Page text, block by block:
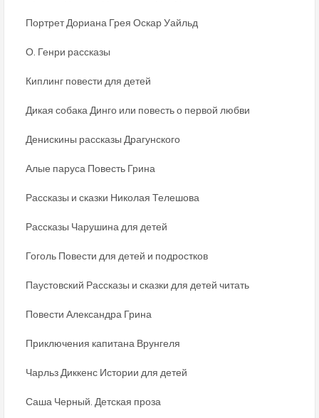
Портрет Дориана Грея Оскар Уайльд
О. Генри рассказы
Киплинг повести для детей
Дикая собака Динго или повесть о первой любви
Денискины рассказы Драгунского
Алые паруса Повесть Грина
Рассказы и сказки Николая Телешова
Рассказы Чарушина для детей
Гоголь Повести для детей и подростков
Паустовский Рассказы и сказки для детей читать
Повести Александра Грина
Приключения капитана Врунгеля
Чарльз Диккенс Истории для детей
Саша Черный. Детская проза